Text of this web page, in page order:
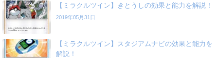
【ミラクルツイン】きとうしの効果と能力を解説！
2019年05月31日
【ミラクルツイン】スタジアムナビの効果と能力を
解説！